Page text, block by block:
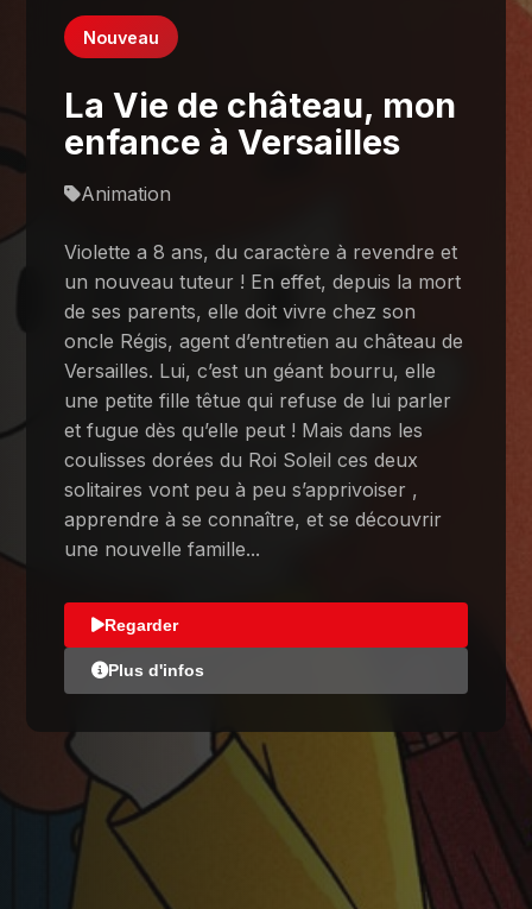
Nouveau
La Vie de château, mon
enfance à Versailles
Animation
Violette a 8 ans, du caractère à revendre et
un nouveau tuteur ! En effet, depuis la mort
de ses parents, elle doit vivre chez son
oncle Régis, agent d’entretien au château de
Versailles. Lui, c’est un géant bourru, elle
une petite fille têtue qui refuse de lui parler
et fugue dès qu’elle peut ! Mais dans les
coulisses dorées du Roi Soleil ces deux
solitaires vont peu à peu s’apprivoiser ,
apprendre à se connaître, et se découvrir
une nouvelle famille...
Regarder
Plus d'infos